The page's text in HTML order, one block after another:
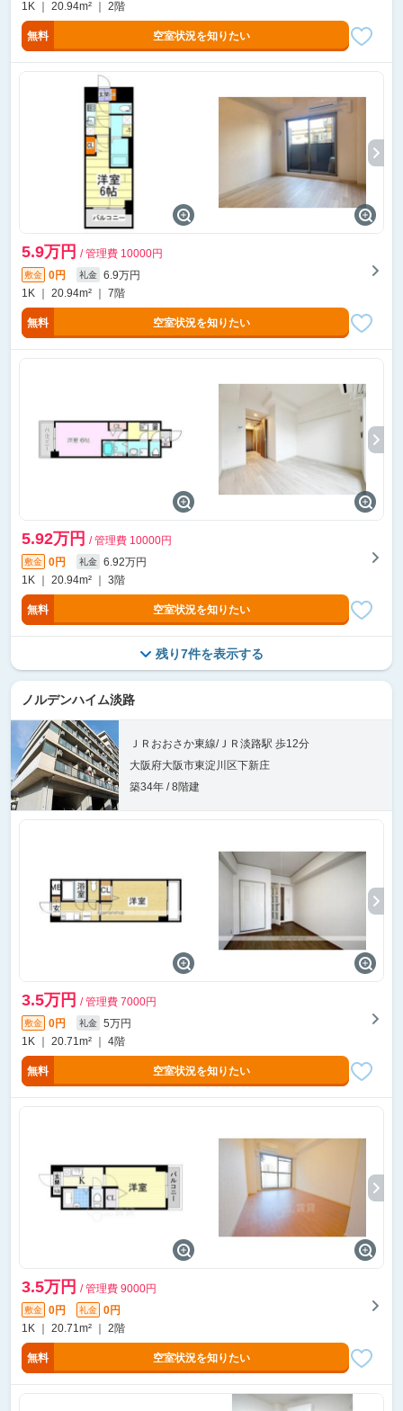
1K ｜ 20.94m² ｜ 2階
無料 空室状況を知りたい
5.9万円 / 管理費 10000円
敷金 0円 礼金
6.9万円
1K ｜ 20.94m² ｜ 7階
無料 空室状況を知りたい
5.92万円 / 管理費 10000円
敷金 0円 礼金
6.92万円
1K ｜ 20.94m² ｜ 3階
無料 空室状況を知りたい
残り7件を表示する
ノルデンハイム淡路
ＪＲおおさか東線/ＪＲ淡路駅 歩12分
大阪府大阪市東淀川区下新庄
築34年 / 8階建
3.5万円 / 管理費 7000円
敷金 0円 礼金
5万円
1K ｜ 20.71m² ｜ 4階
無料 空室状況を知りたい
3.5万円 / 管理費 9000円
敷金 0円 礼金
0円
1K ｜ 20.71m² ｜ 2階
無料 空室状況を知りたい